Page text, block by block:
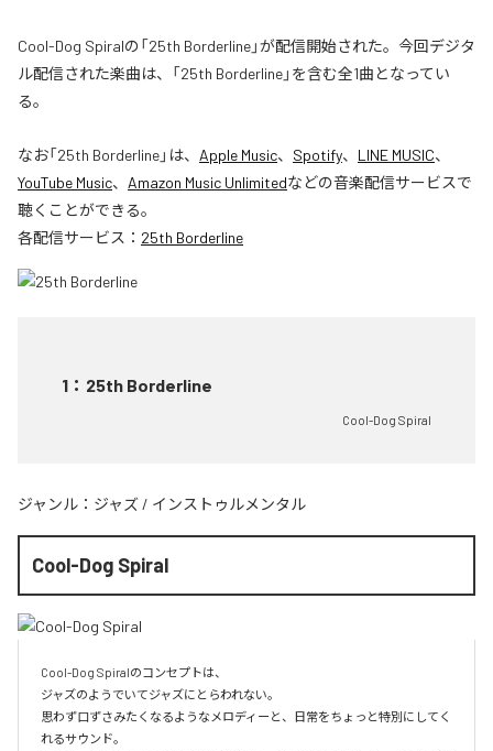
Cool-Dog Spiralの「25th Borderline」が配信開始された。今回デジタ
ル配信された楽曲は、「25th Borderline」を含む全1曲となってい
る。
なお「25th Borderline」は、 Apple Music、 Spotify、 LINE MUSIC、
YouTube Music、 Amazon Music Unlimitedなどの音楽配信サービスで
聴くことができる。
各配信サービス： 25th Borderline
1 ： 25th Borderline
Cool-Dog Spiral
ジャンル： ジャズ / インストゥルメンタル
Cool-Dog Spiral
Cool-Dog Spiralのコンセプトは、
ジャズのようでいてジャズにとらわれない。
思わず口ずさみたくなるようなメロディーと、日常をちょっと特別にしてく
れるサウンド。